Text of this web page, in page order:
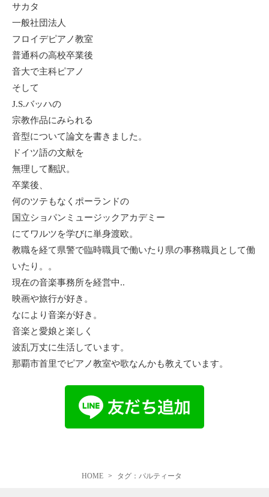
サカタ
一般社団法人
フロイデピアノ教室
普通科の高校卒業後
音大で主科ピアノ
そして
J.S.バッハの
宗教作品にみられる
音型について論文を書きました。
ドイツ語の文献を
無理して翻訳。
卒業後、
何のツテもなくポーランドの
国立ショパンミュージックアカデミー
にてワルツを学びに単身渡欧。
教職を経て県警で臨時職員で働いたり県の事務職員として働
いたり。。
現在の音楽事務所を経営中..
映画や旅行が好き。
なにより音楽が好き。
音楽と愛娘と楽しく
波乱万丈に生活しています。
那覇市首里でピアノ教室や歌なんかも教えています。
HOME タグ：パルティータ